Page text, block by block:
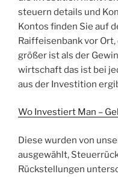
steuern details und
Kontos finden Sie auf
Raiffeisenbank vor
größer ist als der
wirtschaft das ist bei
aus der Investition
Wo Investiert Man –
Diese wurden von
ausgewählt,
Rückstellungen